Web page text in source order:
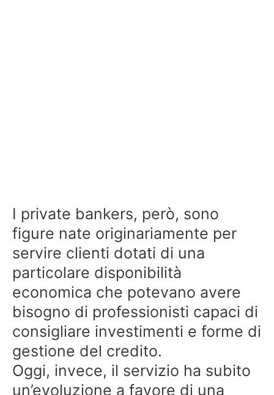
I private bankers, però, sono
figure nate originariamente per
servire clienti dotati di una
particolare disponibilità
economica che potevano avere
bisogno di professionisti capaci di
consigliare investimenti e forme di
gestione del credito.
Oggi, invece, il servizio ha subito
un’evoluzione a favore di una